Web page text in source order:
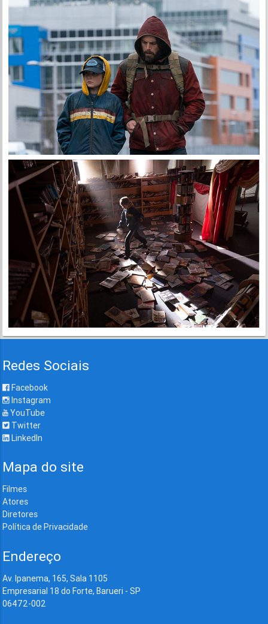
Redes Sociais
Facebook
Instagram
YouTube
Twitter
LinkedIn
Mapa do site
Filmes
Atores
Diretores
Política de Privacidade
Endereço
Av. Ipanema, 165, Sala 1105
Empresarial 18 do Forte, Barueri - SP
06472-002